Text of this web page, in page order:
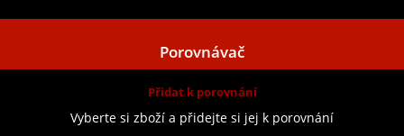
Porovnávač
Přidat k porovnání
Vyberte si zboží a přidejte si jej k porovnání